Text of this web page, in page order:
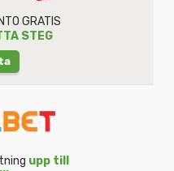
GRATIS
STEG
upp till